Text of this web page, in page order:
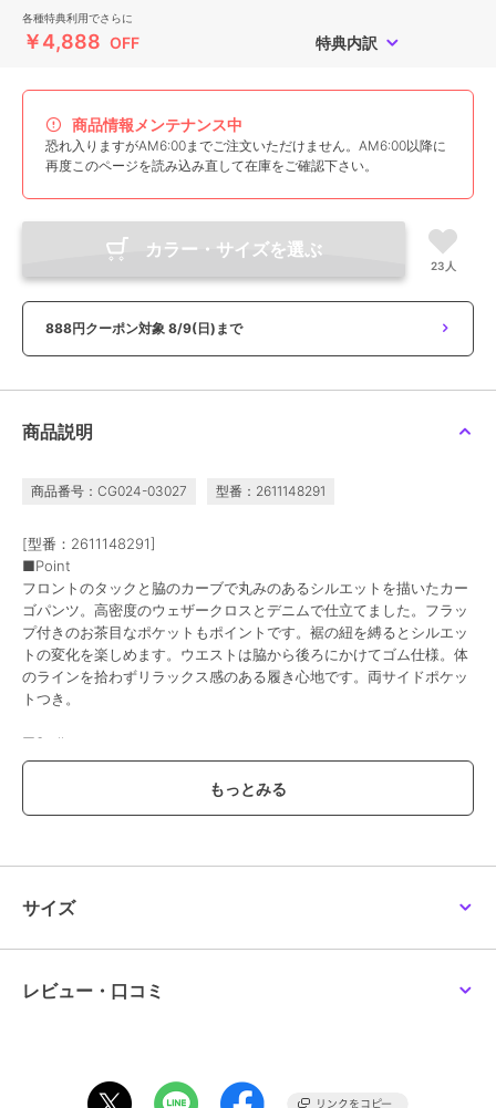
各種特典利用でさらに
￥4,888 OFF 特典内訳
商品情報メンテナンス中
恐れ入りますがAM6:00までご注文いただけません。AM6:00以降に
再度このページを読み込み直して在庫をご確認下さい。
カラー・サイズを選ぶ
23人
888円クーポン対象 8/9(日)まで
商品説明
商品番号：CG024-03027 型番：2611148291
[型番：2611148291]
■Point
フロントのタックと脇のカーブで丸みのあるシルエットを描いたカー
ゴパンツ。高密度のウェザークロスとデニムで仕立てました。フラッ
プ付きのお茶目なポケットもポイントです。裾の紐を縛るとシルエッ
トの変化を楽しめます。ウエストは脇から後ろにかけてゴム仕様。体
のラインを拾わずリラックス感のある履き心地です。両サイドポケッ
トつき。
■Styling
同素材の2611143281 ラウンドカラークロップドジャケット、
2611143282 切り替えギャザーダブルボタンベストとのセットアップ
もお楽しみいただけます。
厚さ：普通
伸縮性：なし
◆注意事項◆
サイズ
レビュー・口コミ